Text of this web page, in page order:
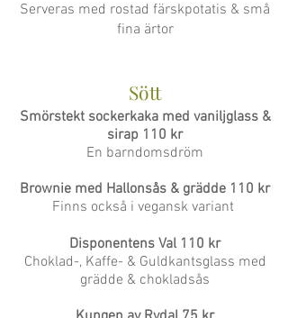
Serveras med rostad färskpotatis & små
fina ärtor
Sött
Smörstekt sockerkaka med vaniljglass &
sirap 110 kr
En barndomsdröm
Brownie med Hallonsås & grädde 110 kr
Finns också i vegansk variant
Disponentens Val 110 kr
Choklad-, Kaffe- & Guldkantsglass med
grädde & chokladsås